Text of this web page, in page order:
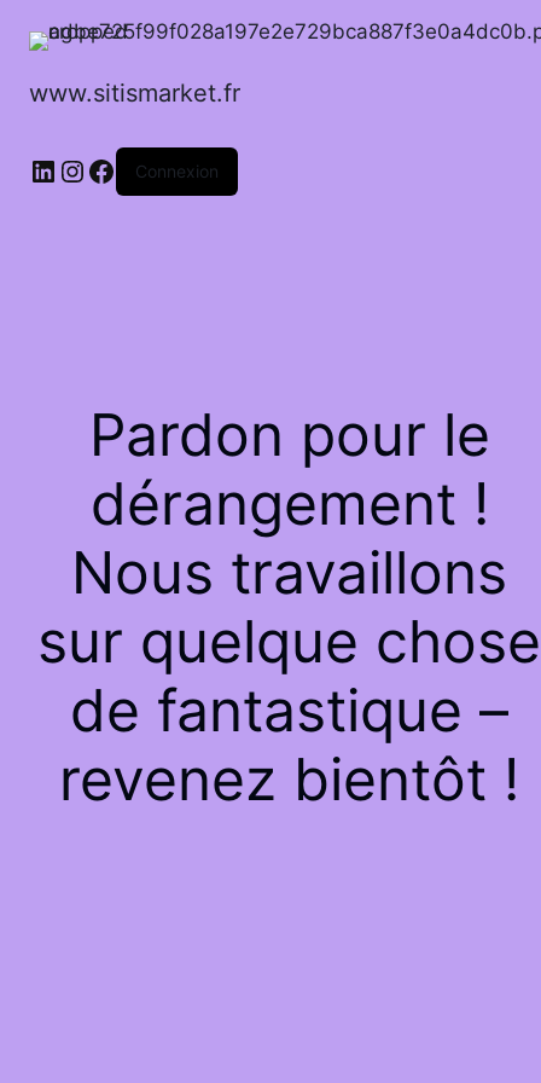
www.sitismarket.fr
LinkedIn
Instagram
Facebook
Connexion
Pardon pour le
dérangement !
Nous travaillons
sur quelque chose
de fantastique –
revenez bientôt !